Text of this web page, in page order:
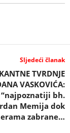
Sljedeći članak
TVRDNJE
VASKOVIĆA:
bh.
Memija dok
zabrane…